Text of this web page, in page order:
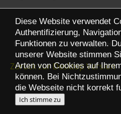
Dienstleistungen CRM Lösungen,
business IT consulting
Zurück zur Desktop Version
Diese Website verwendet
Authentifizierung,
Funktionen zu verwalten.
unserer Website stimmen
Arten von Cookies auf
können. Bei
die Webseite nicht korrekt
Ich stimme zu